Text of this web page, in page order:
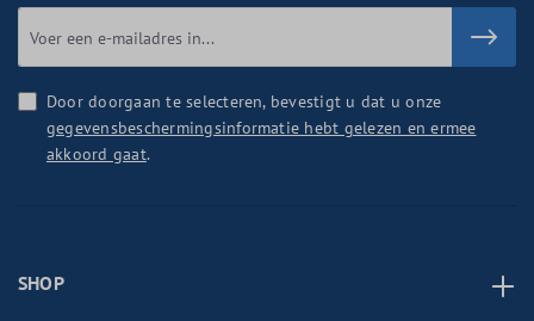
Door doorgaan te selecteren, bevestigt u dat u onze
gegevensbeschermingsinformatie hebt gelezen en ermee
akkoord gaat.
SHOP